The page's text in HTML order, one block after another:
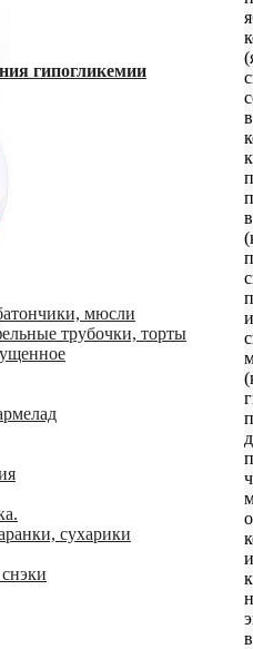
гипогликемии
мюсли
трубочки, торты
сухарики
и